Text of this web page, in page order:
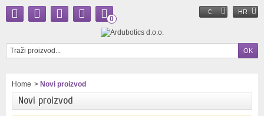
€ HR
0
Home > Novi proizvod
Novi proizvod